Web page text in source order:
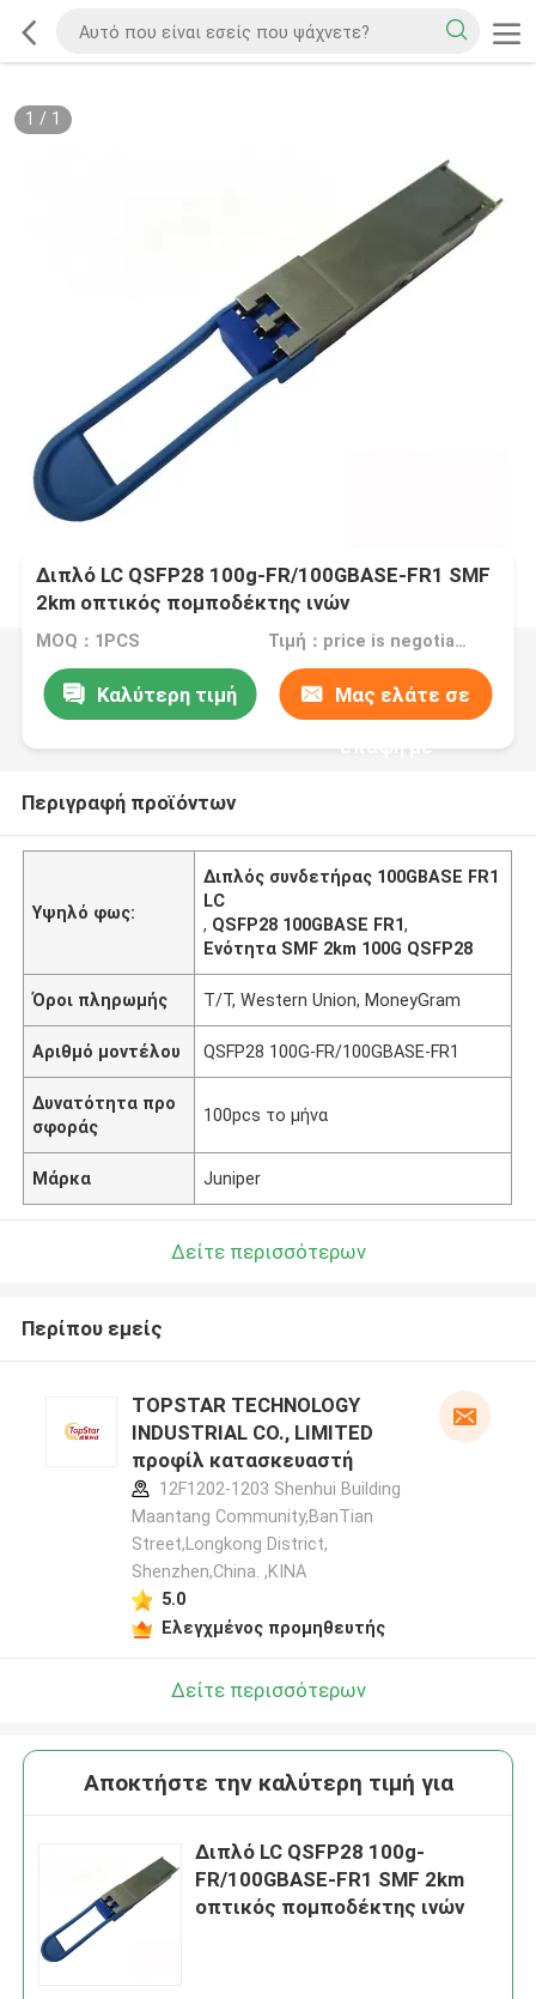
1 / 1
Διπλό LC QSFP28 100g-FR/100GBASE-FR1 SMF
2km οπτικός πομποδέκτης ινών
MOQ：1PCS Τιμή：price is negotiable
Καλύτερη τιμή Μας ελάτε σε
επαφή με
Περιγραφή προϊόντων
Υψηλό φως:
Διπλός συνδετήρας 100GBASE FR1
LC
, QSFP28 100GBASE FR1,
Ενότητα SMF 2km 100G QSFP28
Όροι πληρωμής T/T, Western Union, MoneyGram
Αριθμό μοντέλου QSFP28 100G-FR/100GBASE-FR1
Δυνατότητα προ
σφοράς
100pcs το μήνα
Μάρκα Juniper
Δείτε περισσότερων
Περίπου εμείς
TOPSTAR TECHNOLOGY
INDUSTRIAL CO., LIMITED
προφίλ κατασκευαστή
12F1202-1203 Shenhui Building
Maantang Community,BanTian
Street,Longkong District,
Shenzhen,China. ,ΚΙΝΑ
5.0
Ελεγχμένος προμηθευτής
Δείτε περισσότερων
Αποκτήστε την καλύτερη τιμή για
Διπλό LC QSFP28 100g-
FR/100GBASE-FR1 SMF 2km
οπτικός πομποδέκτης ινών